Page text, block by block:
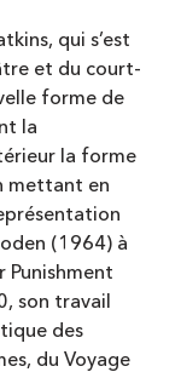
qui s’est
et du court-
forme de
la
la forme
mettant en
(1964) à
Punishment
son travail
des
du Voyage